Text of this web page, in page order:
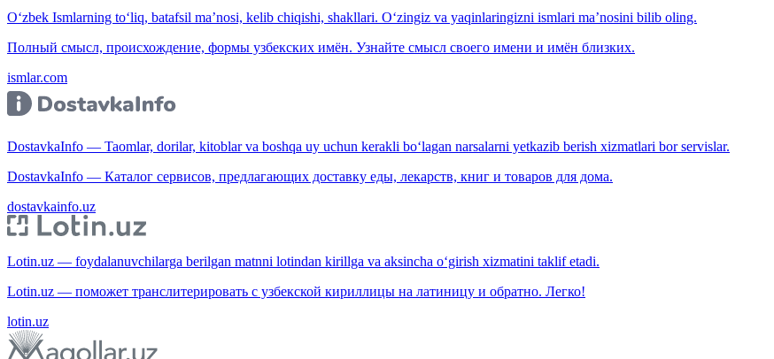
O‘zbek Ismlarning to‘liq, batafsil ma’nosi, kelib chiqishi, shakllari. O‘zingiz va yaqinlaringizni ismlari ma’nosini bilib oling.
Полный смысл, происхождение, формы узбекских имён. Узнайте смысл своего имени и имён близких.
ismlar.com
DostavkaInfo — Taomlar, dorilar, kitoblar va boshqa uy uchun kerakli bo‘lagan narsalarni yetkazib berish xizmatlari bor servislar.
DostavkaInfo — Каталог сервисов, предлагающих доставку еды, лекарств, книг и товаров для дома.
dostavkainfo.uz
Lotin.uz — foydalanuvchilarga berilgan matnni lotindan kirillga va aksincha o‘girish xizmatini taklif etadi.
Lotin.uz — поможет транслитерировать с узбекской кириллицы на латиницу и обратно. Легко!
lotin.uz